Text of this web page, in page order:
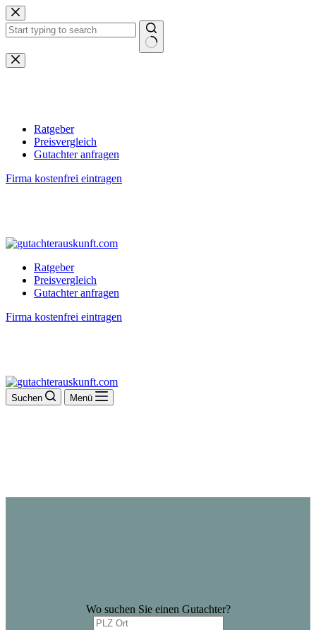
Zum
Inhalt
springen
Keine
Ergebnisse
Ratgeber
Preisvergleich
Gutachter anfragen
Firma kostenfrei eintragen
Ratgeber
Preisvergleich
Gutachter anfragen
Firma kostenfrei eintragen
Suchen Menü
Wo suchen Sie einen Gutachter?